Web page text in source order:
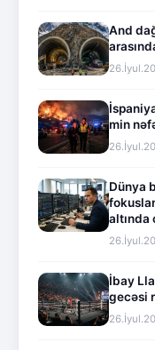
And
min
Dünya
altında
İbay
gecəsi